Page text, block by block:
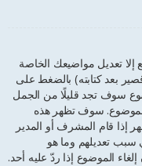
تعديل مواضيعك الخاصة
بعد كتابته) بالضغط على
سوف تجد قليلًا من الجمل
سوف تظهر هذه
إذا قام المشرف أو المدير
سبب تعديلهم وما هو
الموضوع إذا ردّ عليه أحد.